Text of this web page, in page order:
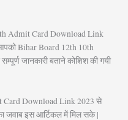
Admit Card Download Link
Bihar Board 12th 10th
जानकारी बताने कोशिश की गयी
Download Link 2023 से
जवाब इस आर्टिकल में मिल सके |